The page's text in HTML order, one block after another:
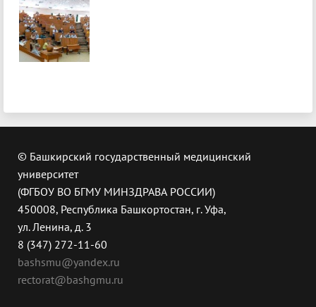
© Башкирский государственный медицинский
университет
(ФГБОУ ВО БГМУ МИНЗДРАВА РОССИИ)
450008, Республика Башкортостан, г. Уфа,
ул. Ленина, д. 3
8 (347) 272-11-60
bashsmu@yandex.ru
rectorat@bashgmu.ru